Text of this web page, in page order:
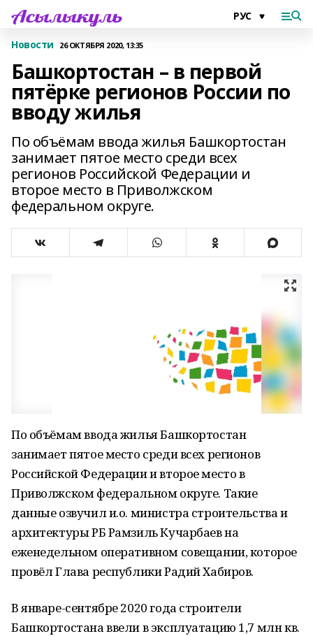
Новости 26 ОКТЯБРЯ 2020, 13:35
Башкортостан – в первой
пятёрке регионов России по
вводу жилья
По объёмам ввода жилья Башкортостан
занимает пятое место среди всех
регионов Российской Федерации и
второе место в Приволжском
федеральном округе.
По объёмам ввода жилья Башкортостан
занимает пятое место среди всех регионов
Российской Федерации и второе место в
Приволжском федеральном округе. Такие
данные озвучил и.о. министра строительства и
архитектуры РБ Рамзиль Кучарбаев на
еженедельном оперативном совещании, которое
провёл Глава республики Радий Хабиров.
В январе-сентябре 2020 года строители
Башкортостана ввели в эксплуатацию 1,7 млн кв.